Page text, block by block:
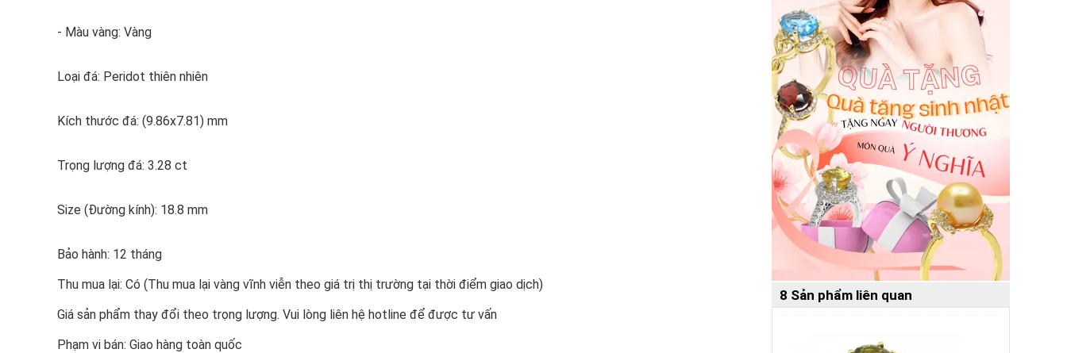
- Màu vàng: Vàng
Loại đá: Peridot thiên nhiên
Kích thước đá: (9.86x7.81) mm
Trọng lượng đá: 3.28 ct
Size (Đường kính): 18.8 mm
Bảo hành: 12 tháng
Thu mua lại: Có (Thu mua lại vàng vĩnh viễn theo giá trị thị trường tại thời điểm giao dịch)
Giá sản phẩm thay đổi theo trọng lượng. Vui lòng liên hệ hotline để được tư vấn
Phạm vi bán: Giao hàng toàn quốc
8 Sản phẩm liên quan